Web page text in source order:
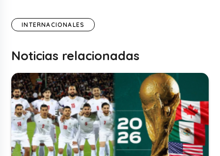
INTERNACIONALES
Noticias relacionadas